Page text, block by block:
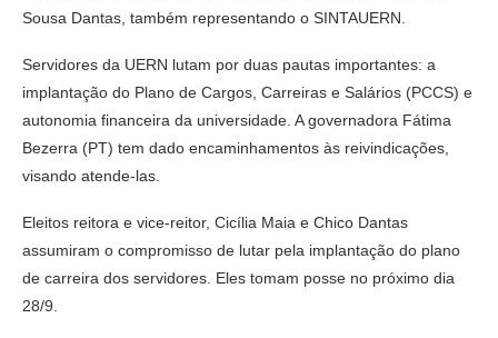
Sousa Dantas, também representando o SINTAUERN.
Servidores da UERN lutam por duas pautas importantes: a
implantação do Plano de Cargos, Carreiras e Salários (PCCS) e
autonomia financeira da universidade. A governadora Fátima
Bezerra (PT) tem dado encaminhamentos às reivindicações,
visando atende-las.
Eleitos reitora e vice-reitor, Cicília Maia e Chico Dantas
assumiram o compromisso de lutar pela implantação do plano
de carreira dos servidores. Eles tomam posse no próximo dia
28/9.